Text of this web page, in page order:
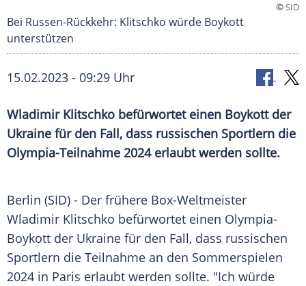
©SID
Bei Russen-Rückkehr: Klitschko würde Boykott
unterstützen
15.02.2023 - 09:29 Uhr
Wladimir Klitschko befürwortet einen Boykott der
Ukraine für den Fall, dass russischen Sportlern die
Olympia-Teilnahme 2024 erlaubt werden sollte.
Berlin (SID) - Der frühere Box-Weltmeister
Wladimir Klitschko befürwortet einen Olympia-
Boykott der Ukraine für den Fall, dass russischen
Sportlern die Teilnahme an den Sommerspielen
2024 in Paris erlaubt werden sollte. "Ich würde